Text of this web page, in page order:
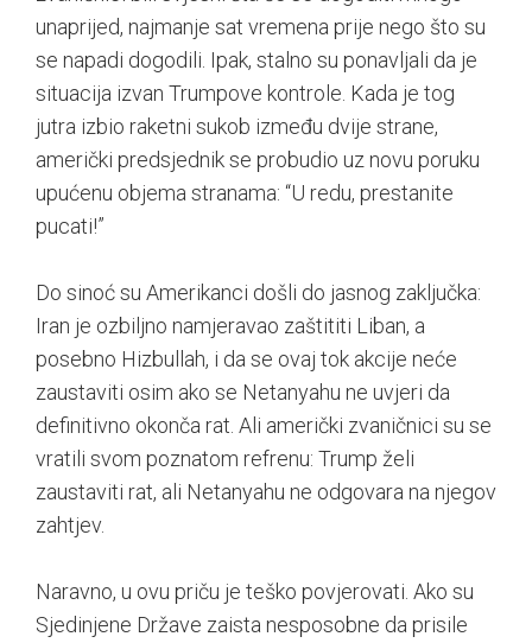
unaprijed, najmanje sat vremena prije nego što su
se napadi dogodili. Ipak, stalno su ponavljali da je
situacija izvan Trumpove kontrole. Kada je tog
jutra izbio raketni sukob između dvije strane,
američki predsjednik se probudio uz novu poruku
upućenu objema stranama: “U redu, prestanite
pucati!”
Do sinoć su Amerikanci došli do jasnog zaključka:
Iran je ozbiljno namjeravao zaštititi Liban, a
posebno Hizbullah, i da se ovaj tok akcije neće
zaustaviti osim ako se Netanyahu ne uvjeri da
definitivno okonča rat. Ali američki zvaničnici su se
vratili svom poznatom refrenu: Trump želi
zaustaviti rat, ali Netanyahu ne odgovara na njegov
zahtjev.
Naravno, u ovu priču je teško povjerovati. Ako su
Sjedinjene Države zaista nesposobne da prisile